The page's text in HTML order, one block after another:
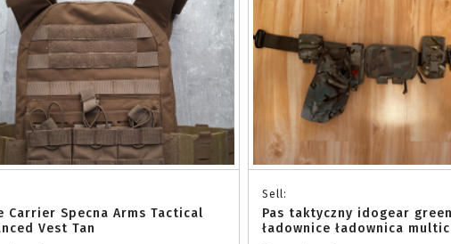
Carrier Specna Arms Tactical
Vest Tan
Sell:
Pas taktyczny idogear
ładownice ładownica